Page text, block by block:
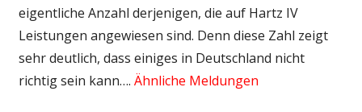
eigentliche Anzahl derjenigen, die auf Hartz IV
Leistungen angewiesen sind. Denn diese Zahl zeigt
sehr deutlich, dass einiges in Deutschland nicht
richtig sein kann…. Ähnliche Meldungen